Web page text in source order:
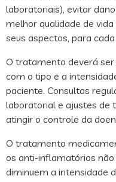
laboratoriais), evitar
melhor qualidade de
seus aspectos, para
O tratamento deverá ser
com o tipo e a
paciente. Consultas
laboratorial e ajustes de
atingir o controle da
O tratamento
os anti-inflamatórios
diminuem a intensidade